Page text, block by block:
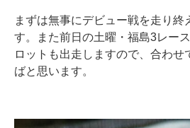
まずは無事にデビュー戦を走り終
す。また前日の土曜・福島3レー
ロットも出走しますので、合わせ
ばと思います。